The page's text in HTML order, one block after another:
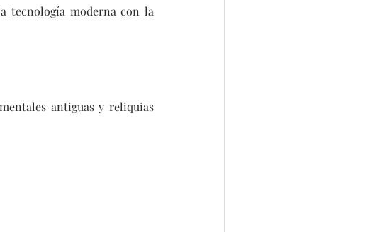
tecnología moderna con la
antiguas y reliquias